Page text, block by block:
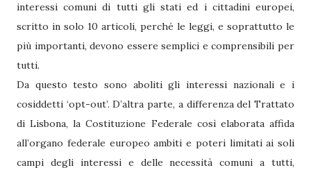
interessi comuni di tutti gli stati ed i cittadini europei,
scritto in solo 10 articoli, perché le leggi, e soprattutto le
più importanti, devono essere semplici e comprensibili per
tutti.
Da questo testo sono aboliti gli interessi nazionali e i
cosiddetti ‘opt-out’. D’altra parte, a differenza del Trattato
di Lisbona, la Costituzione Federale così elaborata affida
all’organo federale europeo ambiti e poteri limitati ai soli
campi degli interessi e delle necessità comuni a tutti,